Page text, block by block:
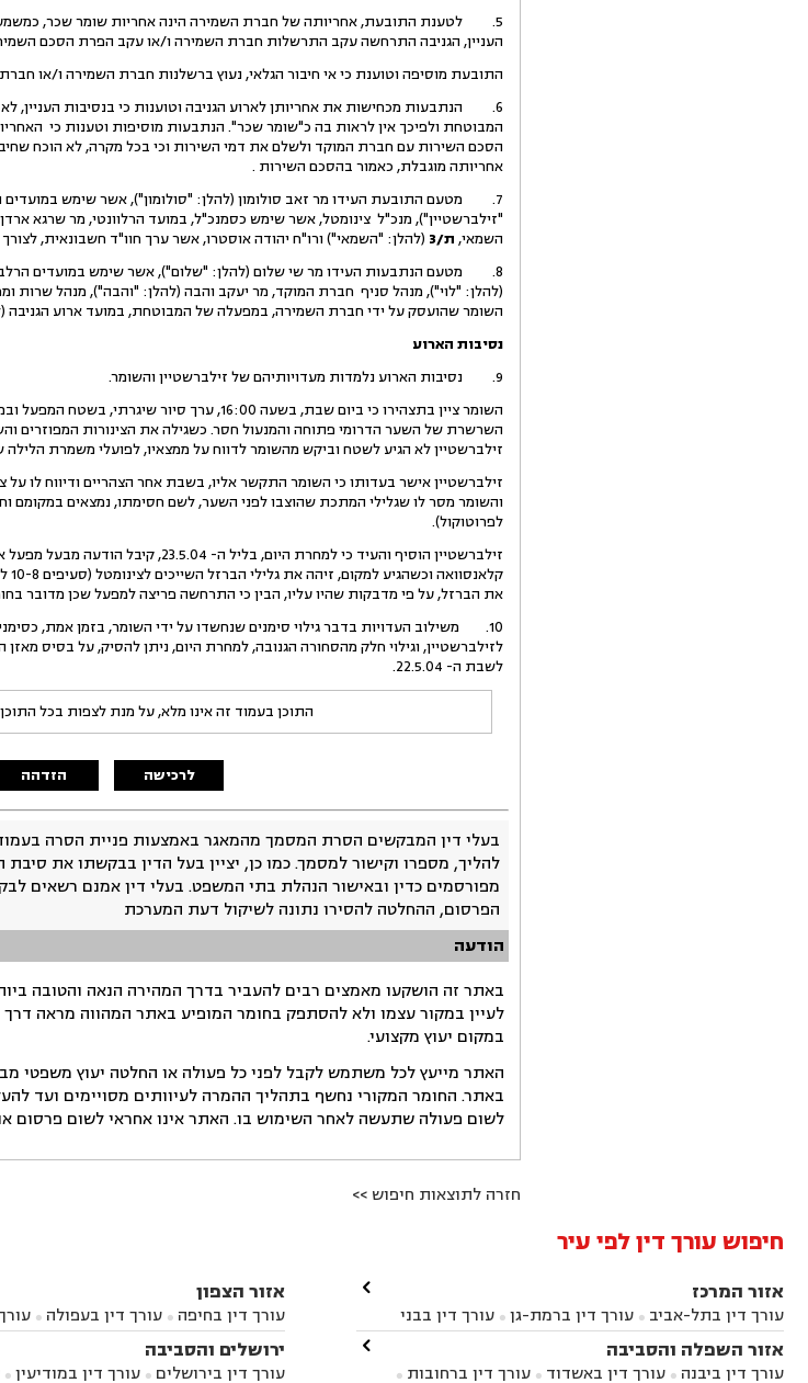
העניין, הגניבה התרחשה עקב התרשלות חברת השמירה ו/או עקב הפרת הסכם
התובעת מוסיפה וטוענת כי אי חיבור הגלאי, נעוץ ברשלנות חברת השמירה ו/או
6. הנתבעות מכחישות את אחריותן לארוע הגניבה וטוענות כי בנסיבות
המבוטחת ולפיכך אין לראות בה כ"שומר שכר". הנתבעות מוסיפות וטענות כי
הסכם השירות עם חברת המוקד ולשלם את דמי השירות וכי בכל מקרה, לא הוכח
אחריותה מוגבלת, כאמור בהסכם השירות .
7. מטעם התובעת העידו מר זאב סולומון (להלן: "סולומון"), אשר שימש במועדים
"זילברשטיין"), מנכ"ל צינומטל, אשר שימש כסמנכ"ל, במועד הרלוונטי, מר שרגא
השמאי, ת/3 (להלן: "השמאי") ורו"ח יהודה אוסטרו, אשר ערך חוו"ד חשבונאית,
8. מטעם הנתבעות העידו מר שי שלום (להלן: "שלום"), אשר שימש במועדים
(להלן: "לוי"), מנהל סניף חברת המוקד, מר יעקב והבה (להלן: "והבה"), מנהל
השומר שהועסק על ידי חברת השמירה, במפעלה של המבוטחת, במועד ארוע הגניבה
נסיבות הארוע
9. נסיבות הארוע נלמדות מעדויותיהם של זילברשטיין והשומר.
השומר ציין בתצהירו כי ביום שבת, בשעה 16:00,
השרשרת של השער הדרומי פתוחה והמנעול חסר. כשגילה את הצינורות המפוזרים
זילברשטיין לא הגיע לשטח וביקש מהשומר לדווח על ממצאיו, לפועלי משמרת
זילברשטיין אישר בעדותו כי השומר התקשר אליו, בשבת אחר הצהריים ודיווח לו על
לפרוטוקול).
זילברשטיין הוסיף והעיד כי למחרת
קלאנסוואה וכשהגיע למקום, זיהה את גלילי הברזל השייכים לצינומטל (סעיפים 10-8 לתצהיר,
את הברזל, על פי מדבקות שהיו עליו, הבין כי התרחשה פריצה למפעל שכן מדובר בחומר גלם ולא
10. משילוב העדויות בדבר גילוי סימנים שנחשדו על ידי השומר, בזמן אמת,
לזילברשטיין, וגילוי חלק מהסחורה הגנובה, למחרת היום, ניתן להסיק, על בסיס
לשבת ה- 22.5.04.
התוכן בעמוד זה אינו מלא, על מנת לצפות בכל
לרכישה הזדהה
בעלי דין המבקשים הסרת המסמך מהמאגר באמצעות פניית הסרה
להליך, מספרו וקישור למסמך. כמו כן, יציין בעל הדין בבקשתו את
מפורסמים כדין ובאישור הנהלת בתי המשפט. בעלי דין אמנם רשאים
הפרסום, ההחלטה להסירו נתונה לשיקול דעת המערכת
הודעה
באתר זה הושקעו מאמצים רבים להעביר בדרך המהירה הנאה והטובה
לעיין במקור עצמו ולא להסתפק בחומר המופיע באתר המהווה מראה דרך
במקום יעוץ מקצועי.
האתר מייעץ לכל משתמש לקבל לפני כל פעולה או החלטה יעוץ משפטי
באתר. החומר המקורי נחשף בתהליך ההמרה לעיוותים מסויימים ועד
לשום פעולה שתעשה לאחר השימוש בו. האתר אינו אחראי לשום פרסום
חזרה לתוצאות חיפוש >>
חיפוש עורך דין לפי עיר
אזור המרכז
עורך דין בתל-אביב  עורך דין ברמת-גן 
עורך דין בבני
ברק עורך דין בפתח תקווה עורך דין בראשון לציון
עורך דין ברחובות עורך דין בנס ציונה

אזור השפלה והסביבה
עורך דין ביבנה  עורך דין באשדוד  עורך דין ברחובות 

אזור הצפון
עורך דין בחיפה  עורך דין בעפולה 
אתא
עורך דין בנהריה עורך דין בראש
בקרית שמונה
עורך דין במושב מגדיםירושלים והסביבה
עורך דין בירושלים  עורך דין במודיעין 